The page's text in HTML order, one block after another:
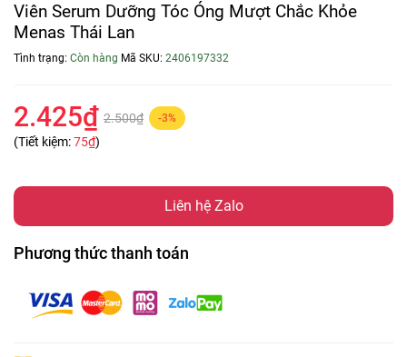
Viên Serum Dưỡng Tóc Óng Mượt Chắc Khỏe
Menas Thái Lan
Tình trạng: Còn hàng Mã SKU: 2406197332
2.425₫ 2.500₫ -3%
(Tiết kiệm:75₫)
Liên hệ Zalo
Phương thức thanh toán